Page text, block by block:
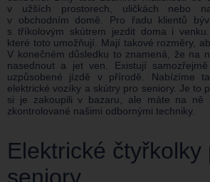
v užších prostorech, uličkách nebo
v obchodním domě. Pro řadu klientů
s tříkolovým skútrem jezdit doma i
které toto umožňují. Mají takové rozměry,
V konečném důsledku to znamená, že na
nasednout a jet ven. Existují
uzpůsobené jízdě v přírodě. Nabízíme
elektrické vozíky a skútry pro seniory. Je to
si je zakoupili v bazaru, ale máte na ně
zkontrolované našimi odbornými techniky.
Elektrické čtyřkolky
seniory